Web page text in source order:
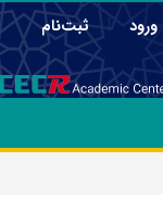
ورود | ثبت‌نام